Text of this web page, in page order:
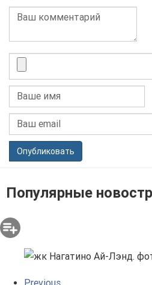
Опубликовать
Популярные
Previous